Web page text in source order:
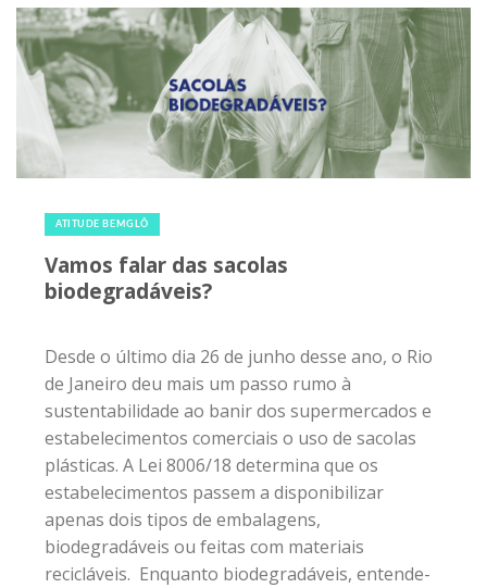
ATITUDE BEMGLÔ
Vamos falar das sacolas
biodegradáveis?
Desde o último dia 26 de junho desse ano, o Rio
de Janeiro deu mais um passo rumo à
sustentabilidade ao banir dos supermercados e
estabelecimentos comerciais o uso de sacolas
plásticas. A Lei 8006/18 determina que os
estabelecimentos passem a disponibilizar
apenas dois tipos de embalagens,
biodegradáveis ou feitas com materiais
recicláveis. Enquanto biodegradáveis, entende-